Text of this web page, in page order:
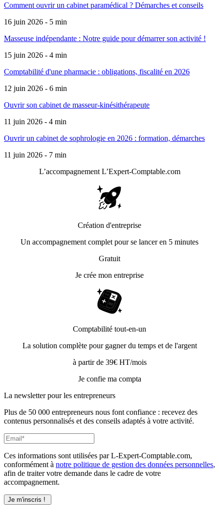
Comment ouvrir un cabinet paramédical ? Démarches et conseils
16 juin 2026 - 5 min
Masseuse indépendante : Notre guide pour démarrer son activité !
15 juin 2026 - 4 min
Comptabilité d'une pharmacie : obligations, fiscalité en 2026
12 juin 2026 - 6 min
Ouvrir son cabinet de masseur-kinésithérapeute
11 juin 2026 - 4 min
Ouvrir un cabinet de sophrologie en 2026 : formation, démarches
11 juin 2026 - 7 min
L’accompagnement L’Expert-Comptable.com
Création d'entreprise
Un accompagnement complet pour se lancer en 5 minutes
Gratuit
Je crée mon entreprise
Comptabilité tout-en-un
La solution complète pour gagner du temps et de l'argent
à partir de 39€ HT/mois
Je confie ma compta
La newsletter pour les entrepreneurs
Plus de 50 000 entrepreneurs nous font confiance : recevez des
contenus personnalisés et des conseils adaptés à votre activité.
Ces informations sont utilisées par L-Expert-Comptable.com,
conformément à notre politique de gestion des données personnelles,
afin de traiter votre demande dans le cadre de votre
accompagnement.